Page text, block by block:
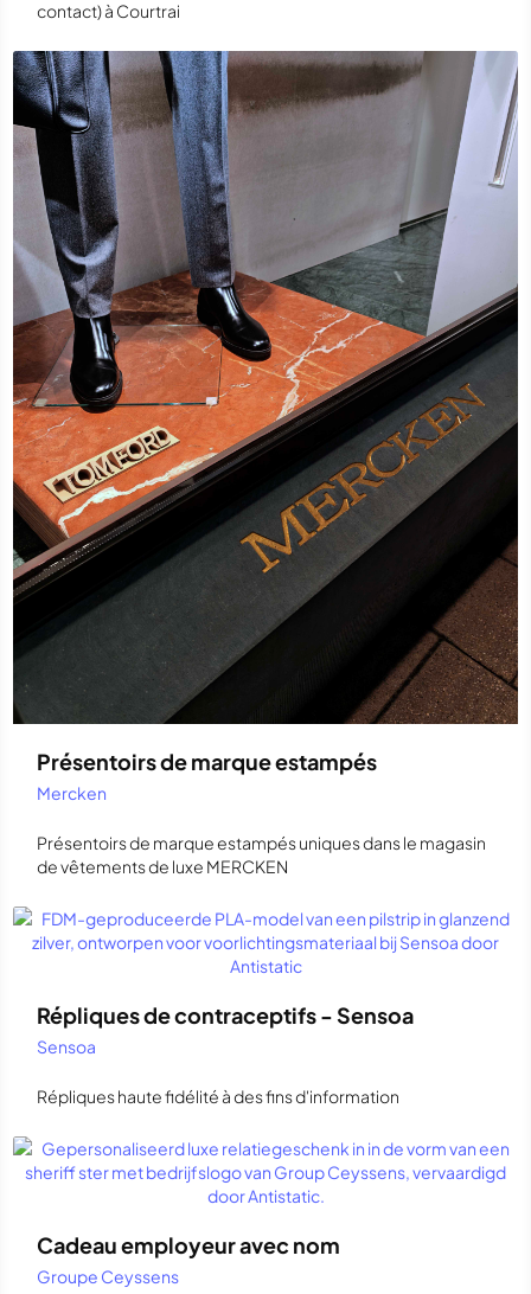
contact) à Courtrai
Présentoirs de marque estampés
Mercken
Présentoirs de marque estampés uniques dans le magasin
de vêtements de luxe MERCKEN
Répliques de contraceptifs - Sensoa
Sensoa
Répliques haute fidélité à des fins d'information
Cadeau employeur avec nom
Groupe Ceyssens